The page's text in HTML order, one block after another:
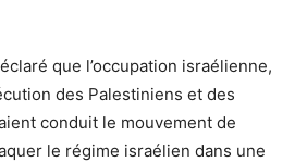
que l’occupation israélienne,
des Palestiniens et des
conduit le mouvement de
le régime israélien dans une